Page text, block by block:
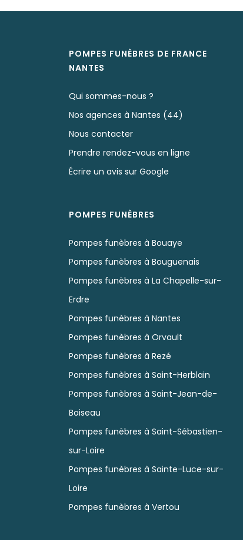
POMPES FUNÈBRES DE FRANCE
NANTES
Qui sommes-nous ?
Nos agences à Nantes (44)
Nous contacter
Prendre rendez-vous en ligne
Écrire un avis sur Google
POMPES FUNÈBRES
Pompes funèbres à Bouaye
Pompes funèbres à Bouguenais
Pompes funèbres à La Chapelle-sur-
Erdre
Pompes funèbres à Nantes
Pompes funèbres à Orvault
Pompes funèbres à Rezé
Pompes funèbres à Saint-Herblain
Pompes funèbres à Saint-Jean-de-
Boiseau
Pompes funèbres à Saint-Sébastien-
sur-Loire
Pompes funèbres à Sainte-Luce-sur-
Loire
Pompes funèbres à Vertou